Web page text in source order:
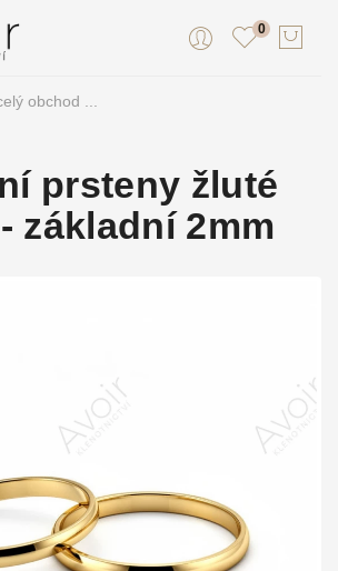
0
prsteny žluté
základní 2mm